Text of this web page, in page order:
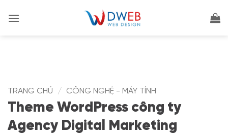
qua
TRANG CHỦ / CÔNG NGHỆ - MÁY TÍNH
Theme WordPress công ty
Agency Digital Marketing